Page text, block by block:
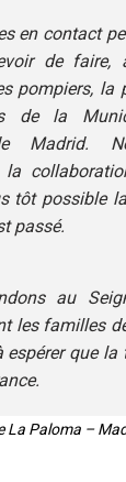
en contact
de faire,
pompiers, la
de la
Madrid.
la
tôt possible
passé.
au
les familles
espérer que
La Paloma –